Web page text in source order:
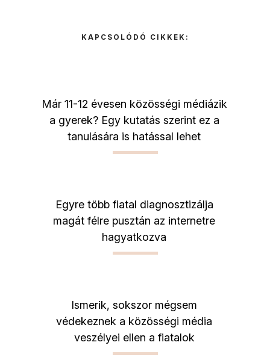
KAPCSOLÓDÓ CIKKEK:
Már 11-12 évesen közösségi médiázik
a gyerek? Egy kutatás szerint ez a
tanulására is hatással lehet
Egyre több fiatal diagnosztizálja
magát félre pusztán az internetre
hagyatkozva
Ismerik, sokszor mégsem
védekeznek a közösségi média
veszélyei ellen a fiatalok